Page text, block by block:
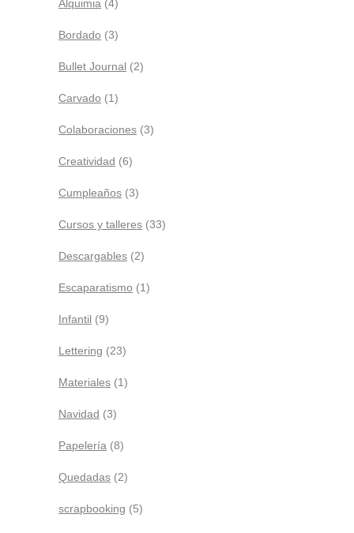
Alquimia (4)
Bordado (3)
Bullet Journal (2)
Carvado (1)
Colaboraciones (3)
Creatividad (6)
Cumpleaños (3)
Cursos y talleres (33)
Descargables (2)
Escaparatismo (1)
Infantil (9)
Lettering (23)
Materiales (1)
Navidad (3)
Papelería (8)
Quedadas (2)
scrapbooking (5)